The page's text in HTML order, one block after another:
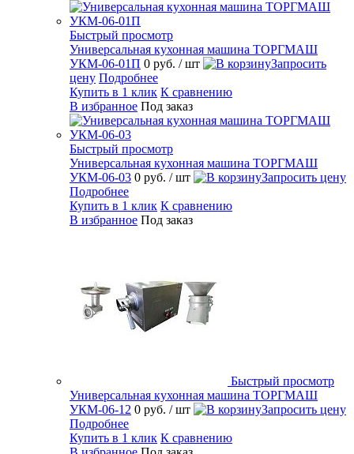
Быстрый просмотр
Универсальная кухонная машина ТОРГМАШ
УКМ-06-01П 0 руб. / шт
Запросить
цену Подробнее
Купить в 1 клик К сравнению
В избранное Под заказ
Быстрый просмотр
Универсальная кухонная машина ТОРГМАШ
УКМ-06-03 0 руб. / шт
Запросить цену
Подробнее
Купить в 1 клик К сравнению
В избранное Под заказ
Быстрый просмотр
Универсальная кухонная машина ТОРГМАШ
УКМ-06-12 0 руб. / шт
Запросить цену
Подробнее
Купить в 1 клик К сравнению